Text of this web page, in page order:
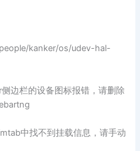
kanker/os/udev-hal-
边栏的设备图标报错，请删除
中找不到挂载信息，请手动